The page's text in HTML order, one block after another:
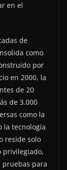
en el
de
como
por
en 2000, la
de 20
de 3.000
como la
la tecnología
reside solo
privilegiado,
pruebas para